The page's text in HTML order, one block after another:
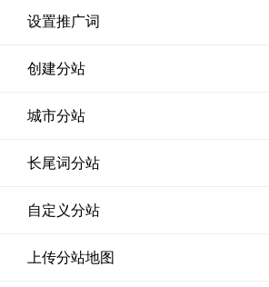
设置推广词
创建分站
城市分站
长尾词分站
自定义分站
上传分站地图